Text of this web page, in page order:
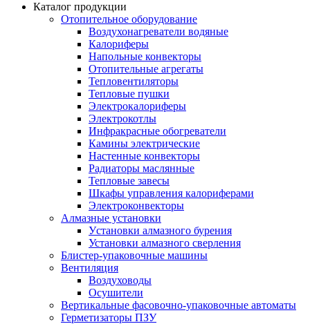
Каталог продукции
Отопительное оборудование
Воздухонагреватели водяные
Калориферы
Напольные конвекторы
Отопительные агрегаты
Тепловентиляторы
Тепловые пушки
Электрокалориферы
Электрокотлы
Инфракрасные обогреватели
Камины электрические
Настенные конвекторы
Радиаторы маслянные
Тепловые завесы
Шкафы управления калориферами
Электроконвекторы
Алмазные установки
Уcтановки алмазного бурения
Установки алмазного сверления
Блистер-упаковочные машины
Вентиляция
Воздуховоды
Осушители
Вертикальные фасовочно-упаковочные автоматы
Герметизаторы ПЗУ